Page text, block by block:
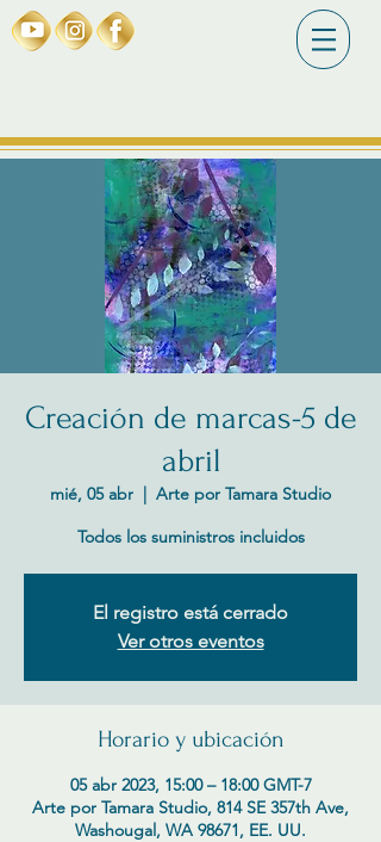
Creación de marcas-5 de
abril
mié, 05 abr
  |
Arte por Tamara Studio
Todos los suministros incluidos
El registro está cerrado
Ver otros eventos
Horario y ubicación
05 abr 2023, 15:00 – 18:00 GMT-7
Arte por Tamara Studio, 814 SE 357th Ave,
Washougal, WA 98671, EE. UU.